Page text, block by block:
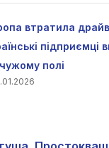
втратила
підприємці
полі